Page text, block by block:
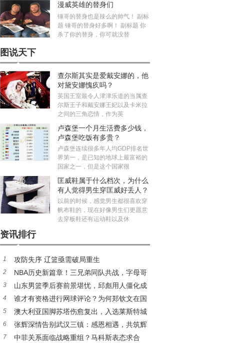
漫威英雄的替身们
锤哥的替身也是辣么的帅气！ 副标
题 锤哥的替身好多啊！ 副标题 你
杀了你的替身，你可就没替
图说天下
查尔斯其实是爱戴安娜的，他
对黛安娜愧疚吗？
英国王室最令人津津乐道的当属查
尔斯王子和戴安娜王妃以及卡米拉
之间的三角恋情，作为英
卢森堡一个月生活费多少钱，
卢森堡吃饭有多贵？
卢森堡连续很多年人均GDP排名世
界第一，是已知的地球上最富裕的
国家之一，但是这个国家很
匡威鞋属于什么档次，为什么
有人觉得男生穿匡威好丢人？
以前的时候，感觉男生都很喜欢穿
帆布鞋的，现在好像男生们更愿意
去穿板鞋还有运动鞋以及休
资讯排行
1 攻防失序 辽篮亟需破局重生
2
NBA历史新篇章！三兄弟同队共战，字母哥
续约风波再起
3
山东男篮季后赛前景堪忧，邱彪用人僵化成
最大障碍
4
谁才有资格进行网球评论？为何郑钦文在国
内成为敏感话题？
5
澳大利亚国脚苏塔伤愈复出，入选莱斯特城
比赛名单引关注
6
张辉深情告别武汉三镇：感恩相遇，共筑辉
煌旅程
7
中菲关系面临战略重组？马科斯表态求合